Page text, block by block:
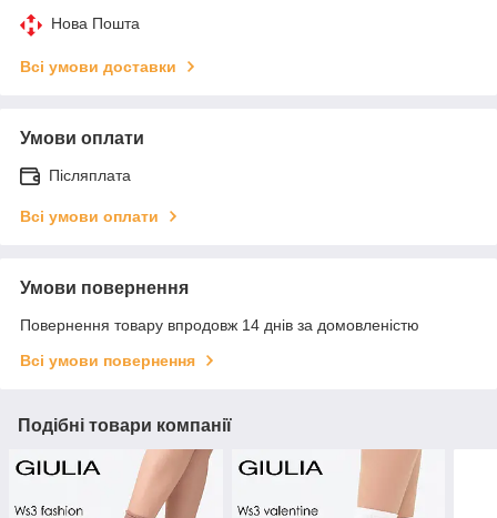
Нова Пошта
Всі умови доставки
Умови оплати
Післяплата
Всі умови оплати
Умови повернення
Повернення товару впродовж 14 днів за домовленістю
Всі умови повернення
Подібні товари компанії